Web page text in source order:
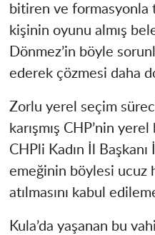
bitiren ve formasyonla
kişinin oyunu almış
Dönmez’in böyle
ederek çözmesi daha
Zorlu yerel seçim
karışmış CHP’nin yerel
CHPli Kadın İl Başkanı
emeğinin böylesi ucuz
atılmasını kabul
Kula’da yaşanan bu